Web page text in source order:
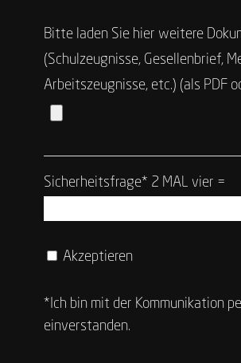
Bitte laden Sie hier weitere
(Schulzeugnisse, Gesellenbrief,
Arbeitszeugnisse, etc.) (als PDF
Sicherheitsfrage* 2 MAL vier =
Akzeptieren
*Ich bin mit der Kommunikation
einverstanden.